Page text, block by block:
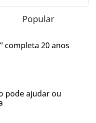
Popular
completa 20 anos
pode ajudar ou